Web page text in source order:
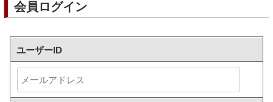
会員ログイン
ユーザーID